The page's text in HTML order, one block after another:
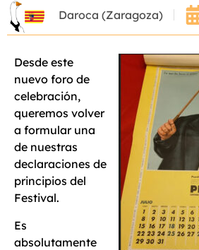
Daroca (Zaragoza)
Desde este
nuevo foro de
celebración,
queremos volver
a formular una
de nuestras
declaraciones de
principios del
Festival.
Es
absolutamente